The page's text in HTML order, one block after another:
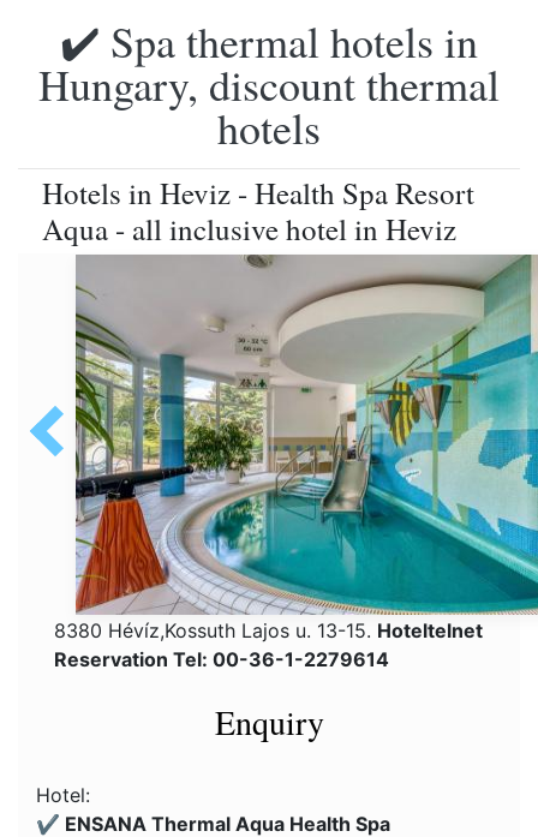
✔️ Spa thermal hotels in
Hungary, discount thermal
hotels
Hotels in Heviz - Health Spa Resort
Aqua - all inclusive hotel in Heviz
8380 Hévíz,Kossuth Lajos u. 13-15. Hoteltelnet
Reservation Tel: 00-36-1-2279614
Enquiry
Hotel:
✔️ ENSANA Thermal Aqua Health Spa